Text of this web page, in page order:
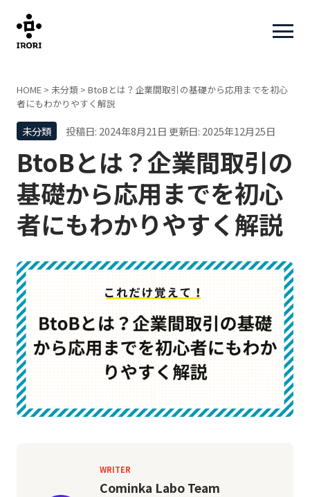
HOME > 未分類 > BtoBとは？企業間取引の基礎から応用までを初心
者にもわかりやすく解説
未分類 投稿日: 2024年8月21日 更新日: 2025年12月25日
BtoBとは？企業間取引の
基礎から応用までを初心
者にもわかりやすく解説
WRITER
Cominka Labo Team